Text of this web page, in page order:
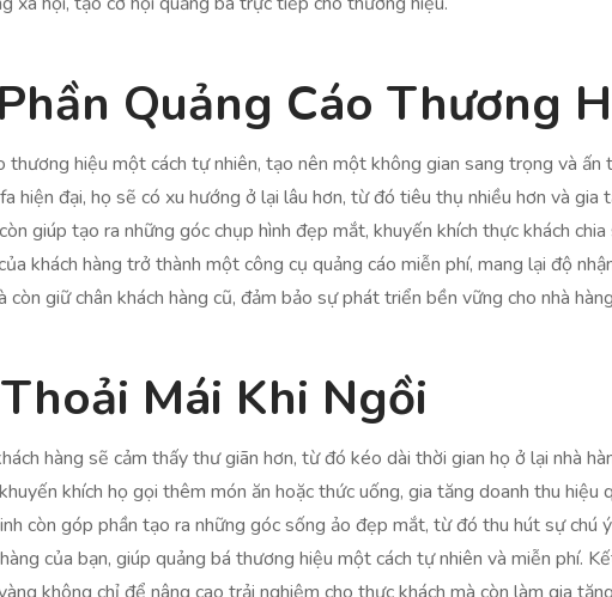
Quảng Cáo Thương
hiệu một cách tự nhiên, tạo nên một không gian sang trọng và ấn
hiện đại, họ sẽ có xu hướng ở lại lâu hơn, từ đó tiêu thụ nhiều hơn và gia
giúp tạo ra những góc chụp hình đẹp mắt, khuyến khích thực khách
khách hàng trở thành một công cụ quảng cáo miễn phí, mang lại độ
giữ chân khách hàng cũ, đảm bảo sự phát triển bền vững cho nhà
Mái Khi Ngồi
hàng sẽ cảm thấy thư giãn hơn, từ đó kéo dài thời gian họ ở lại nhà
khích họ gọi thêm món ăn hoặc thức uống, gia tăng doanh thu hiệu
còn góp phần tạo ra những góc sống ảo đẹp mắt, từ đó thu hút sự chú
của bạn, giúp quảng bá thương hiệu một cách tự nhiên và miễn phí.